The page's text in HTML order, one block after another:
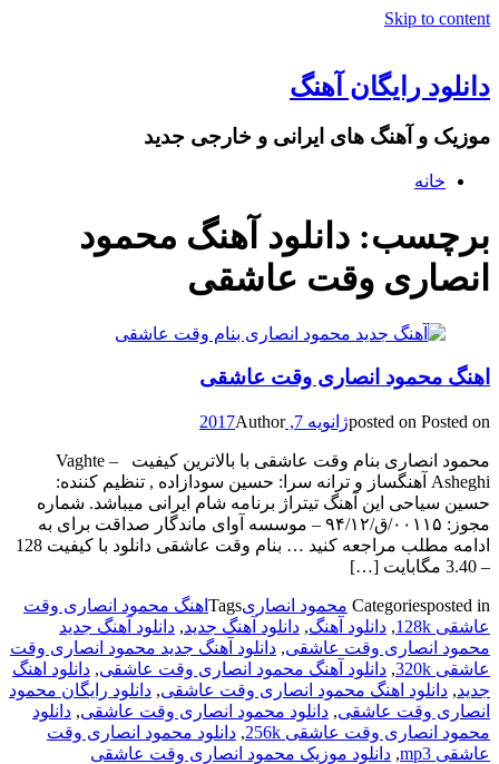
Skip to content
دانلود رایگان آهنگ
موزیک و آهنگ های ایرانی و خارجی جدید
خانه
برچسب: دانلود آهنگ محمود
انصاری وقت عاشقی
اهنگ محمود انصاری وقت عاشقی
posted on Posted on ژانویه 7, 2017 Author
محمود انصاری بنام وقت عاشقی با بالاترین کیفیت – Vaghte
Asheghi آهنگساز و ترانه سرا: حسین سودازاده , تنظیم کننده:
حسین سیاحی این آهنگ تیتراژ برنامه شام ایرانی میباشد. شماره
مجوز: ۰۰۱۱۵/ق/۹۴/۱۲ – موسسه آوای ماندگار صداقت برای به
ادامه مطلب مراجعه کنید … بنام وقت عاشقی دانلود با کیفیت 128
– 3.40 مگابایت […]
Categoriesposted in محمود انصاریTags اهنگ محمود انصاری وقت
عاشقی 128k
, دانلود آهنگ, دانلود آهنگ جدید, دانلود آهنگ جدید
محمود انصاری وقت عاشقی, دانلود آهنگ جدید محمود انصاری وقت
عاشقی 320k
, دانلود آهنگ محمود انصاری وقت عاشقی, دانلود اهنگ
جدید, دانلود اهنگ محمود انصاری وقت عاشقی, دانلود رایگان محمود
انصاری وقت عاشقی, دانلود محمود انصاری وقت عاشقی, دانلود
محمود انصاری وقت عاشقی 256k
, دانلود محمود انصاری وقت
عاشقی mp3
, دانلود موزیک محمود انصاری وقت عاشقی